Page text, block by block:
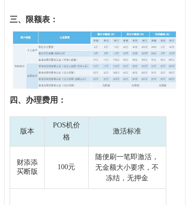
三、限额表：
四、办理费用：
版本
POS机价
格
激活标准
财添添
买断版
100元
随便刷一笔即激活，
无金额大小要求，不
冻结，无押金